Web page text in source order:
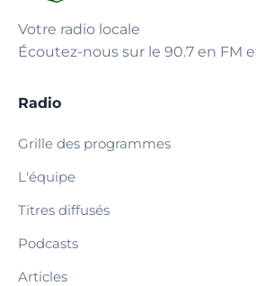
Votre radio locale
Écoutez-nous sur le 90.7 en FM
Radio
Grille des programmes
L'équipe
Titres diffusés
Podcasts
Articles